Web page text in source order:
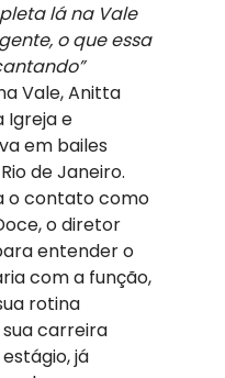
lá na Vale
o que essa
Vale, Anitta
Igreja e
em bailes
de Janeiro.
o contato como
o diretor
entender o
com a função,
rotina
carreira
já